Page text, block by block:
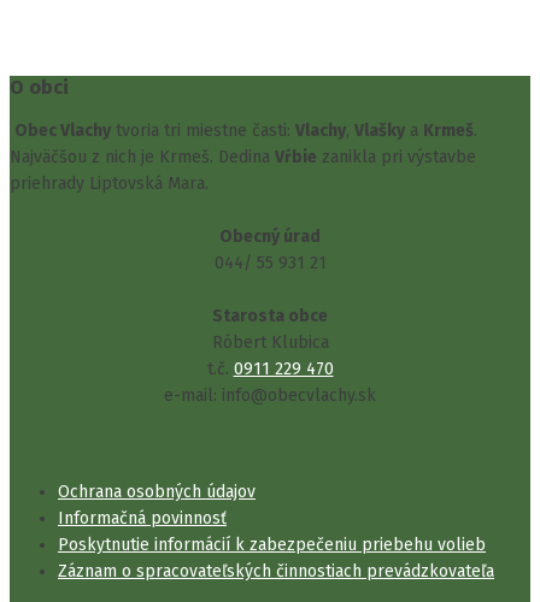
O obci
Obec Vlachy tvoria tri miestne časti: Vlachy, Vlašky a Krmeš.
Najväčšou z nich je Krmeš. Dedina Vŕbie zanikla pri výstavbe
priehrady Liptovská Mara.
Obecný úrad
044/ 55 931 21
Starosta obce
Róbert Klubica
t.č. 0911 229 470
e-mail: info@obecvlachy.sk
Ochrana osobných údajov
Informačná povinnosť
Poskytnutie informácií k zabezpečeniu priebehu volieb
Záznam o spracovateľských činnostiach prevádzkovateľa